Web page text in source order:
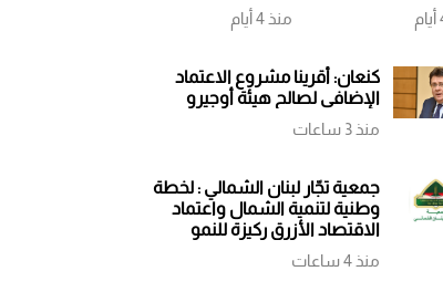
باتجاه
حسم اللقب إلى
مباراة سابعة
منذ 4 أيام
كنعان: أقرينا مشروع الاعتماد
الإضافي لصالح هيئة أوجيرو
منذ 3 ساعات
جمعية تجّار لبنان الشمالي : لخطة
وطنية لتنمية الشمال واعتماد
الاقتصاد الأزرق ركيزة للنمو
منذ 4 ساعات